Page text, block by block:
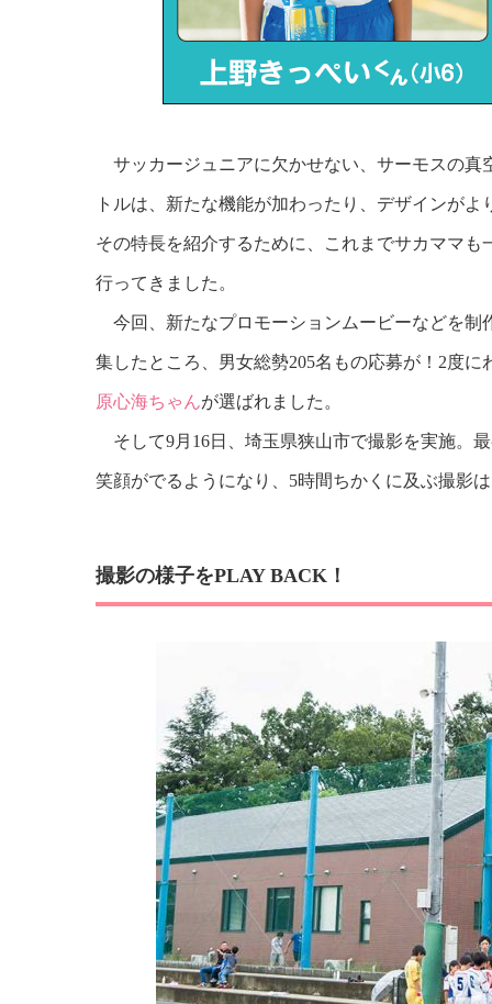
サッカージュニアに欠かせない、サーモスの真
トルは、新たな機能が加わったり、デザインが
その特長を紹介するために、これまでサカママ
行ってきました。
今回、新たなプロモーションムービーなどを制
集したところ、男女総勢205名もの応募が！2度
原心海ちゃんが選ばれました。
そして9月16日、埼玉県狭山市で撮影を実施。
笑顔がでるようになり、5時間ちかくに及ぶ撮影
撮影の様子をPLAY BACK！